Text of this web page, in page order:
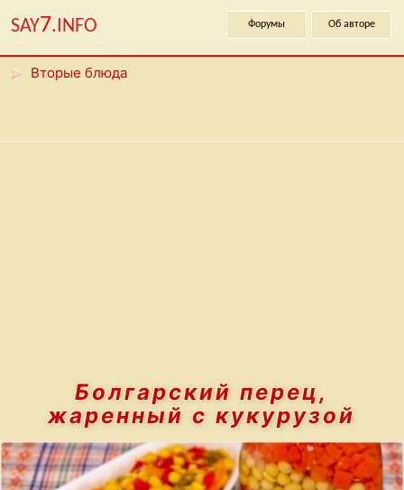
SAY7.INFO Форумы Об авторе
Вторые блюда
Болгарский перец,
жаренный с кукурузой